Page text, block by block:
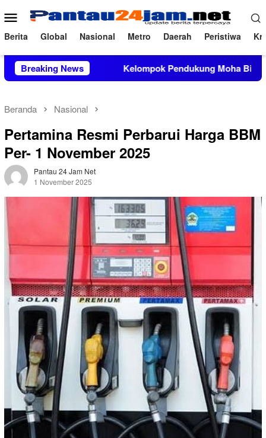
ke
konten
Menu
Mobile
Berita Global Nasional Metro Daerah Peristiwa
Breaking News
TNI AD Kelompok Pendukung Moha Bin Batjo
Beranda Nasional
Pertamina Resmi Perbarui Harga BBM
Per- 1 November 2025
Pantau 24 Jam Net
1 November 2025